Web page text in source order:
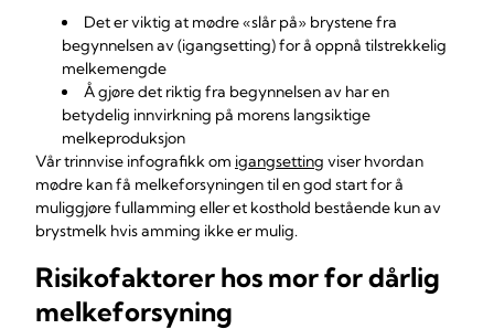
Det er viktig at mødre «slår på» brystene fra
begynnelsen av (igangsetting) for å oppnå tilstrekkelig
melkemengde
Å gjøre det riktig fra begynnelsen av har en
betydelig innvirkning på morens langsiktige
melkeproduksjon
Vår trinnvise infografikk om igangsetting viser hvordan
mødre kan få melkeforsyningen til en god start for å
muliggjøre fullamming eller et kosthold bestående kun av
brystmelk hvis amming ikke er mulig.
Risikofaktorer hos mor for dårlig
melkeforsyning